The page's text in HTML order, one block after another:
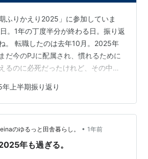
ふりかえり2025」に参加していま
。1年の丁度半分が終わる日。振り返
。 転職したのは去年10月。2025年
だ今のPJに配属され、慣れるために
るのに必死だったけれど、その中で
タスクが得意ではないこと。ある仕
、別の事で呼ばれると、戻ってきた
になることが結構ある。これ以上詳
てしまう可能性があるので書かない
況に陥った時は、一旦そのタスクを
上半期振り返り
のゆるっと田舎暮らし。 • 1年前
年も過ぎる。